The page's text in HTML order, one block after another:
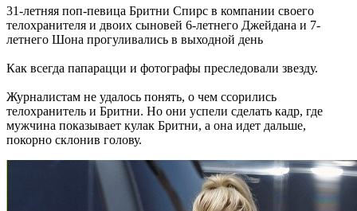
31-летняя поп-певица Бритни Спирс в компании своего
телохранителя и двоих сыновей 6-летнего Джейдана и 7-
летнего Шона прогуливались в выходной день
Как всегда папарацци и фотографы преследовали звезду.
Журналистам не удалось понять, о чем ссорились
телохранитель и Бритни. Но они успели сделать кадр, где
мужчина показывает кулак Бритни, а она идет дальше,
покорно склонив голову.